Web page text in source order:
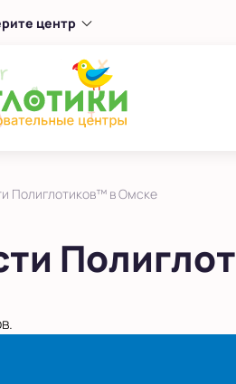
центр
центр
на карте
другой город
Полиглотиков™ в Омске